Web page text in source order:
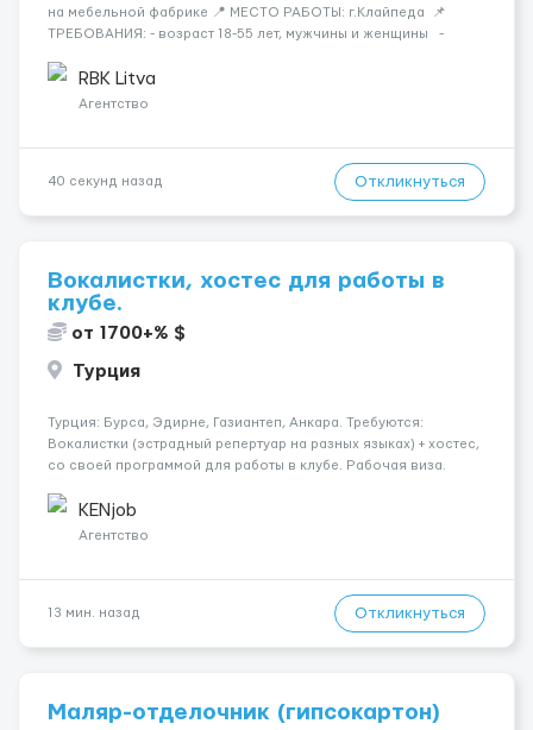
на мебельной фабрике 📍 МЕСТО РАБОТЫ: г.Клайпеда 📌
ТРЕБОВАНИЯ: - возраст 18-55 лет, мужчины и женщины -
час нетто 📃 ОБЯЗАННОСТИ: - с...
RBK Litva
Агентство
40 секунд назад Откликнуться
Вокалистки, хостес для работы в
клубе.
от 1700+% $
Турция
Турция: Бурса, Эдирне, Газиантеп, Анкара. Требуются:
Вокалистки (эстрадный репертуар на разных языках) + хостеc,
со своей программой для работы в клубе. Рабочая виза.
одного до трех месяцев. Мед. страховка. Высокая зарплат...
KENjob
Агентство
13 мин. назад Откликнуться
Маляр-отделочник (гипсокартон)